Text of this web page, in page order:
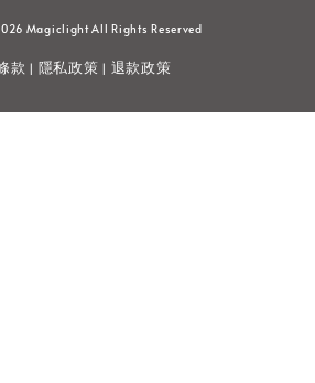
Magiclight All Rights Reserved
款 | 隱私政策 | 退款政策